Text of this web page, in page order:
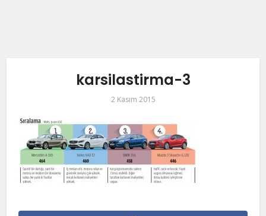
karsilastirma-3
2 Kasım 2015